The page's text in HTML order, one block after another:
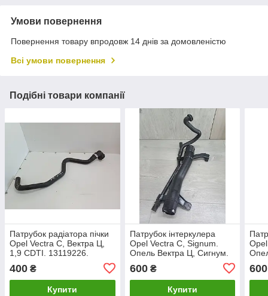
Умови повернення
Повернення товару впродовж 14 днів за домовленістю
Всі умови повернення
Подібні товари компанії
Патрубок радіатора пічки
Opel Vectra C, Вектра Ц,
1,9 CDTI. 13119226.
400 ₴
Купити
Патрубок інтеркулера
Opel Vectra C, Signum.
Опель Вектра Ц, Сигнум.
600₴
Купити
600